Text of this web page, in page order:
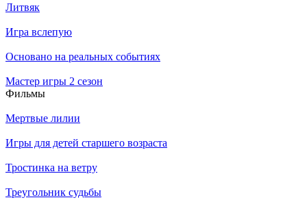
Литвяк
Игра вслепую
Основано на реальных событиях
Мастер игры 2 сезон
Филь­мы
Мертвые лилии
Игры для детей старшего возраста
Тростинка на ветру
Треугольник судьбы